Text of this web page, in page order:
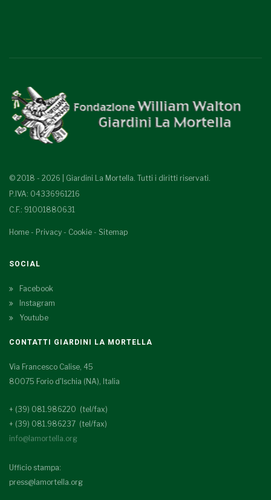
© 2018 - 2026 | Giardini La Mortella. Tutti i diritti riservati.
P.IVA: 04336961216
C.F.: 91001880631
Home - Privacy - Cookie - Sitemap
SOCIAL
Facebook
Instagram
Youtube
CONTATTI GIARDINI LA MORTELLA
Via Francesco Calise, 45
80075 Forio d'Ischia (NA), Italia
+ (39) 081.986220 (tel/fax)
+ (39) 081.986237 (tel/fax)
info@lamortella.org
Ufficio stampa:
press@lamortella.org